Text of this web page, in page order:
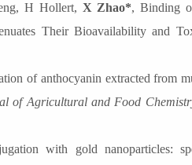
H Hollert, X Zhao*,Binding
Their Bioavailability and
of anthocyanin extracted from
ofAgricultural and Food C
with gold nanoparticles: